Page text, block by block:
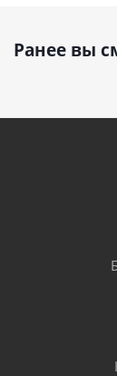
Ранее вы